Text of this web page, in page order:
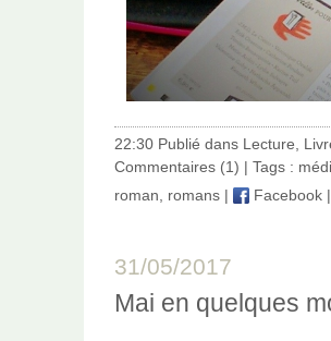
22:30 Publié dans Lecture
Commentaires (1) | Tags :
roman
romans | Facebook
31/05/2017
Mai en quelques